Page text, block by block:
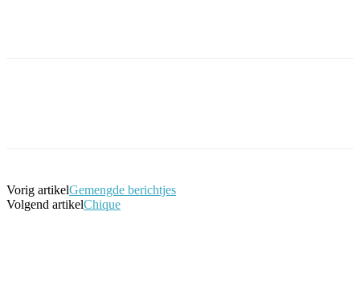
Vorig artikelGemengde berichtjes
Volgend artikelChique